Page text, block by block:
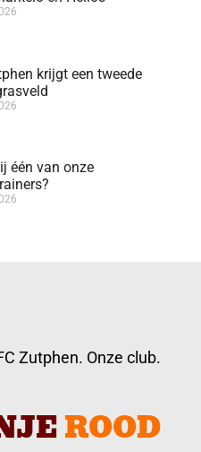
krijgt een tweede
één van onze
Zutphen. Onze club.
ROOD